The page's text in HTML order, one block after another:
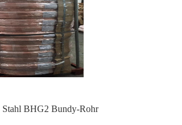
Stahl BHG2 Bundy-Rohr